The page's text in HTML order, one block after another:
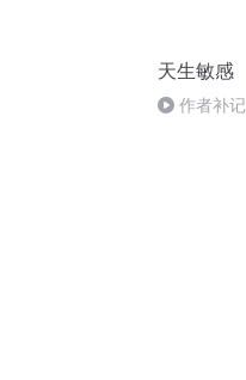
天生敏感
作者补记